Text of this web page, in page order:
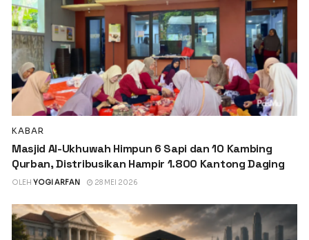
KABAR
Masjid Al-Ukhuwah Himpun 6 Sapi dan 10 Kambing
Qurban, Distribusikan Hampir 1.800 Kantong Daging
OLEH YOGI ARFAN 28 MEI 2026